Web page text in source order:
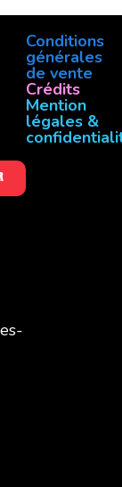
Conditions
générales
de vente
Crédits
Mention
légales &